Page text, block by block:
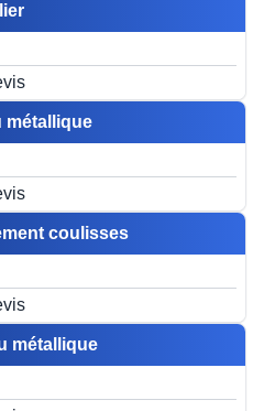
métallique
coulisses
métallique